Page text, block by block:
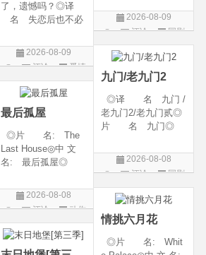
陆◎类 别 传记
/ 历史 / 古装◎语
上映日期 2026-07-
20(中国大陆)◎
2026-08-09
评论
国剧
了，遗憾吗？◎译
名 失恋后也不必
rself◎年 代 20
26◎产 地 中国
剧 / 爱情◎语
言 汉语普通话◎上
映
2026-08-09
评论
爱情
片
九门/老九门2
◎译 名 九门 /
老九门2/老九门贰◎
片 名 九门◎
产 地 中国大陆
◎类 别 剧情 /
言 汉语普通话◎上
映日期 2026-07
2026-08-08
评论
国剧
最后孤屋
◎片 名: The
Last House◎中 文
名: 最后孤屋◎
Eleven Eight One S
even◎年 代: 2
国 / 法国 / 美国◎
类 别: 动作 /
2026-08-08
评论
动作
片
情挑六月花
◎片 名: Whit